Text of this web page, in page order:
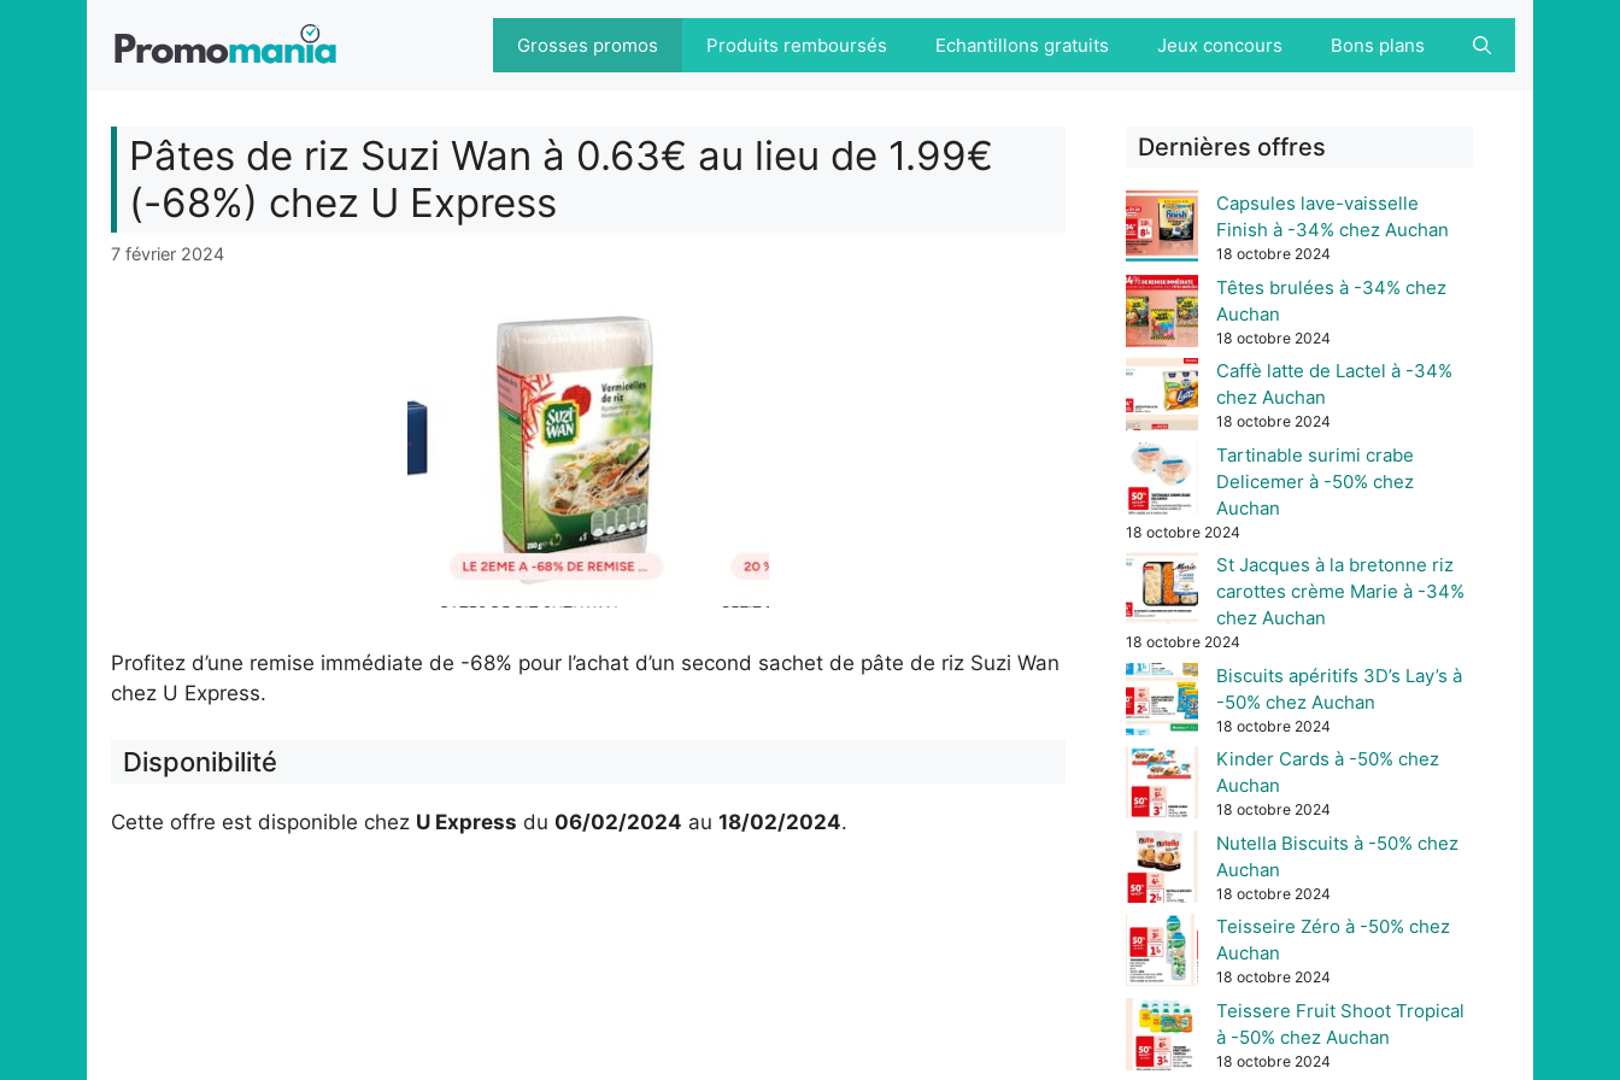
Grosses promos Produits remboursés Echantillons gratuits Jeux concours Bons plans
Pâtes de riz Suzi Wan à 0.63€ au lieu de 1.99€
(-68%) chez U Express
7 février 2024
Profitez d’une remise immédiate de -68% pour l’achat d’un second sachet de pâte de riz Suzi Wan
chez U Express.
Disponibilité
Cette offre est disponible chez U Express du 06/02/2024 au 18/02/2024.
Dernières offres
Capsules lave-vaisselle
Finish à -34% chez Auchan
18 octobre 2024
Têtes brulées à -34% chez
Auchan
18 octobre 2024
Caffè latte de Lactel à -34%
chez Auchan
18 octobre 2024
Tartinable surimi crabe
Delicemer à -50% chez
Auchan
18 octobre 2024
St Jacques à la bretonne riz
carottes crème Marie à -34%
chez Auchan
18 octobre 2024
Biscuits apéritifs 3D’s Lay’s à
-50% chez Auchan
18 octobre 2024
Kinder Cards à -50% chez
Auchan
18 octobre 2024
Nutella Biscuits à -50% chez
Auchan
18 octobre 2024
Teisseire Zéro à -50% chez
Auchan
18 octobre 2024
Teissere Fruit Shoot Tropical
à -50% chez Auchan
18 octobre 2024